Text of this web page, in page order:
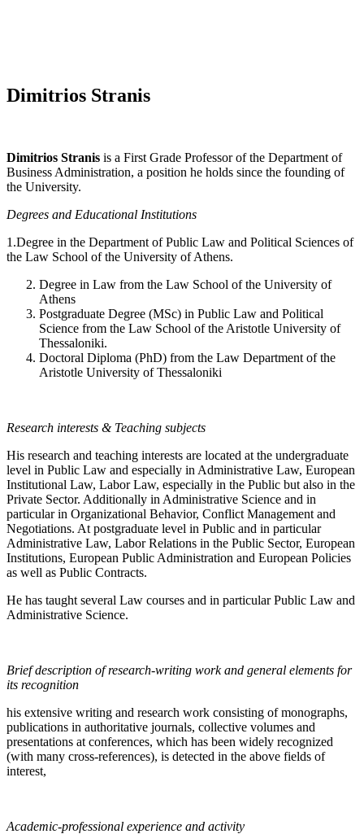
Dimitrios Stranis
Dimitrios Stranis is a First Grade Professor of the Department of
Business Administration, a position he holds since the founding of
the University.
Degrees and Educational Institutions
1.Degree in the Department of Public Law and Political Sciences of
the Law School of the University of Athens.
Degree in Law from the Law School of the University of
Athens
Postgraduate Degree (MSc) in Public Law and Political
Science from the Law School of the Aristotle University of
Thessaloniki.
Doctoral Diploma (PhD) from the Law Department of the
Aristotle University of Thessaloniki
Research interests & Teaching subjects
His research and teaching interests are located at the undergraduate
level in Public Law and especially in Administrative Law, European
Institutional Law, Labor Law, especially in the Public but also in the
Private Sector. Additionally in Administrative Science and in
particular in Organizational Behavior, Conflict Management and
Negotiations. At postgraduate level in Public and in particular
Administrative Law, Labor Relations in the Public Sector, European
Institutions, European Public Administration and European Policies
as well as Public Contracts.
He has taught several Law courses and in particular Public Law and
Administrative Science.
Brief description of research-writing work and general elements for
its recognition
his extensive writing and research work consisting of monographs,
publications in authoritative journals, collective volumes and
presentations at conferences, which has been widely recognized
(with many cross-references), is detected in the above fields of
interest,
Academic-professional experience and activity